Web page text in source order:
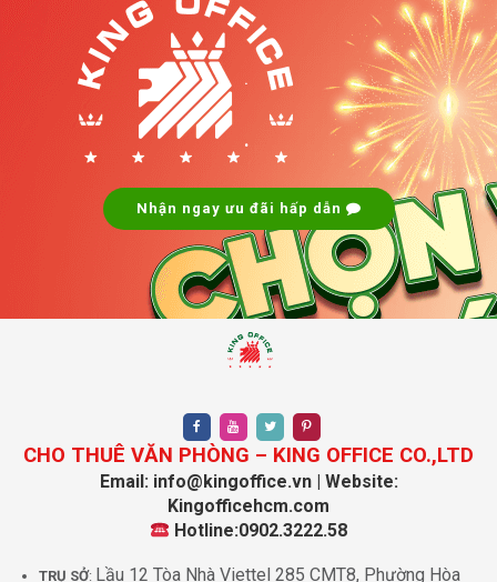
.
.
Nhận ngay ưu đãi hấp dẫn
CHO THUÊ VĂN PHÒNG – KING OFFICE CO.,LTD
Email: info@kingoffice.vn | Website:
Kingofficehcm.com
Hotline:0902.3222.58
TRỤ SỞ: Lầu 12 Tòa Nhà Viettel 285 CMT8, Phường Hòa